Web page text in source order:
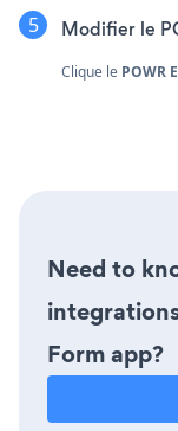
Modifier le
Clique le POWR
Need to
Form app?